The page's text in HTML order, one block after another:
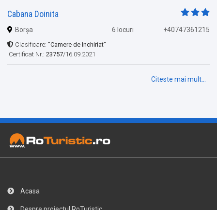
Cabana Doinita
Borșa 6 locuri +40747361215
Clasificare: "Camere de Inchiriat"
Certificat Nr.: 23757/16.09.2021
Citeste mai mult...
Acasa